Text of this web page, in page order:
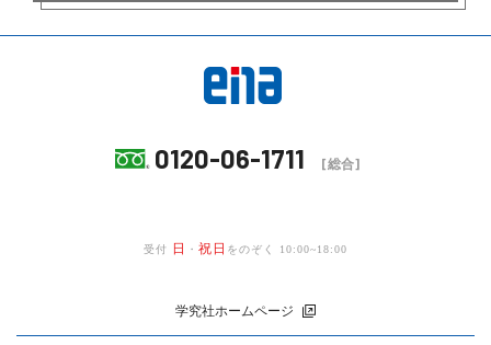
0120-06-1711 [総合]
受付 日 ・ 祝日 をのぞく 10:00~18:00
学究社ホームページ